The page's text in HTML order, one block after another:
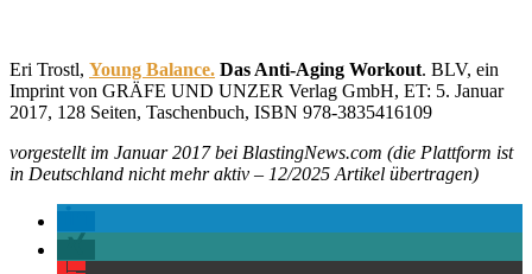
Eri Trostl, Young Balance. Das Anti-Aging Workout. BLV, ein
Imprint von GRÄFE UND UNZER Verlag GmbH, ET: 5. Januar
2017, 128 Seiten, Taschenbuch, ISBN 978-3835416109
vorgestellt im Januar 2017 bei BlastingNews.com (die Plattform ist
in Deutschland nicht mehr aktiv – 12/2025 Artikel übertragen)